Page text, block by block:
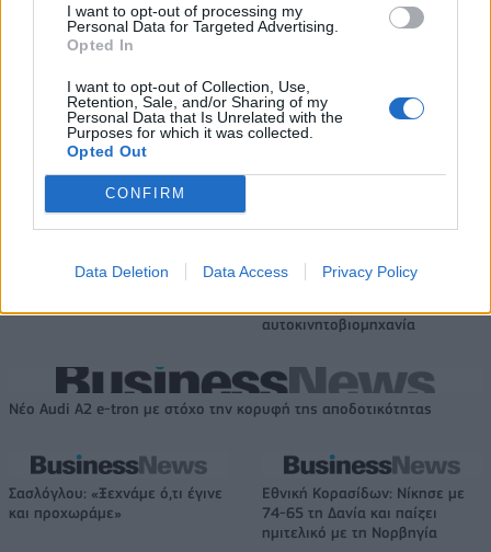
I want to opt-out of processing my
Personal Data for Targeted Advertising.
Opted In
I want to opt-out of Collection, Use,
Retention, Sale, and/or Sharing of my
Personal Data that Is Unrelated with the
Purposes for which it was collected.
Opted Out
CONFIRM
Data Deletion Data Access Privacy Policy
Χρηματιστήριο Αθηνών:
Εβδομαδιαία άνοδος 1,76%,
κέρδη 23,31% από τις αρχές
του έτους
ΣΚΑΪ: Ολοκληρώθηκε η θητεία
του Γρηγόρη Δημητριάδη - Ο
Media: Με ενίσχυση 8 εκατ. ευρώ σε 451 επιχειρήσεις ξεκίνησε το
πρόγραμμα στήριξης- Κάλυψη εισφορών ΕΔΟΕΑΠ
Η Toyota φέρνει νέα γενιά
Σε κινεζική… πολιορκία η
αυτοκινητοβιομηχανία
Νέο Audi A2 e-tron με στόχο την κορυφή της αποδοτικότητας
Σασλόγλου: «Ξεχνάμε ό,τι έγινε
και προχωράμε»
Εθνική Κορασίδων: Νίκησε με
74-65 τη Δανία και παίζει
ημιτελικό με τη Νορβηγία